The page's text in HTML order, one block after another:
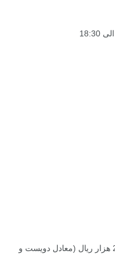
2. اصل فیش بانکی به مبلغ 000 / 500 / 2 هزار ریال (معادل دویست و